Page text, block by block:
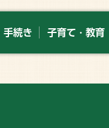
手続き 子育て・教育